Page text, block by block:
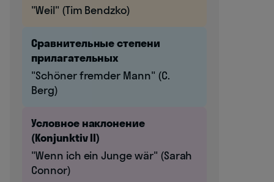
"Weil" (Tim Bendzko)
Сравнительные степени
прилагательных
"Schöner fremder Mann" (C.
Berg)
Условное наклонение
(Konjunktiv II)
"Wenn ich ein Junge wär" (Sarah
Connor)